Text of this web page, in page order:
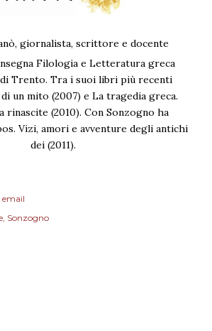
giornalista, scrittore e docente
Filologia e Letteratura greca
di Trento. Tra i suoi libri più recenti
un mito (2007) e La tragedia greca.
rinascite (2010). Con Sonzogno ha
Vizi, amori e avventure degli antichi
dei (2011).
email
Sonzogno